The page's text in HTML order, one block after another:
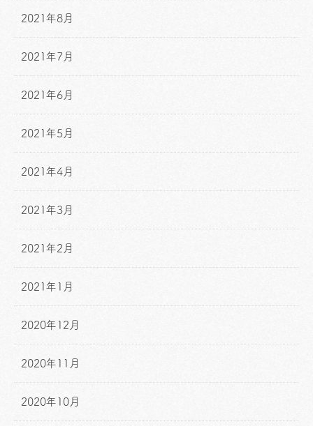
2021年8月
2021年7月
2021年6月
2021年5月
2021年4月
2021年3月
2021年2月
2021年1月
2020年12月
2020年11月
2020年10月